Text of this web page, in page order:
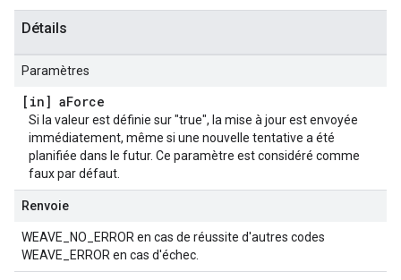
Détails
Paramètres
[in] aForce
Si la valeur est définie sur "true", la mise à jour est envoyée
immédiatement, même si une nouvelle tentative a été
planifiée dans le futur. Ce paramètre est considéré comme
faux par défaut.
Renvoie
WEAVE_NO_ERROR en cas de réussite d'autres codes
WEAVE_ERROR en cas d'échec.